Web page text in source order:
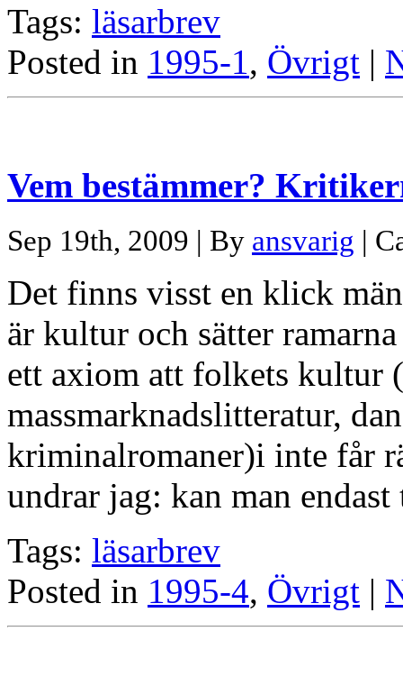
Tags: läsarbrev
Posted in 1995-1, Övrigt |
Vem bestämmer?
Sep 19th, 2009 | By ansvarig |
Det finns visst en klick
är kultur och sätter
ett axiom att folkets kultur
massmarknadslitteratur,
kriminalromaner)i inte får
undrar jag: kan man
Tags: läsarbrev
Posted in 1995-4, Övrigt |